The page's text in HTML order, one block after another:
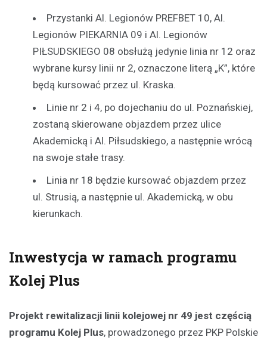
Przystanki Al. Legionów PREFBET 10, Al.
Legionów PIEKARNIA 09 i Al. Legionów
PIŁSUDSKIEGO 08 obsłużą jedynie linia nr 12 oraz
wybrane kursy linii nr 2, oznaczone literą „K”, które
będą kursować przez ul. Kraska.
Linie nr 2 i 4, po dojechaniu do ul. Poznańskiej,
zostaną skierowane objazdem przez ulice
Akademicką i Al. Piłsudskiego, a następnie wrócą
na swoje stałe trasy.
Linia nr 18 będzie kursować objazdem przez
ul. Strusią, a następnie ul. Akademicką, w obu
kierunkach.
Inwestycja w ramach programu
Kolej Plus
Projekt rewitalizacji linii kolejowej nr 49 jest częścią
programu Kolej Plus, prowadzonego przez PKP Polskie